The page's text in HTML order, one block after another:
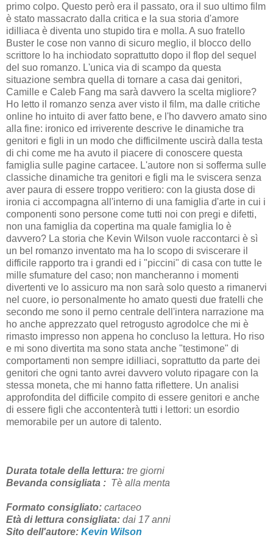
primo colpo. Questo però era il passato, ora il suo ultimo film
è stato massacrato dalla critica e la sua storia d'amore
idilliaca è diventa uno stupido tira e molla. A suo fratello
Buster le cose non vanno di sicuro meglio, il blocco dello
scrittore lo ha inchiodato soprattutto dopo il flop del sequel
del suo romanzo. L'unica via di scampo da questa
situazione sembra quella di tornare a casa dai genitori,
Camille e Caleb Fang ma sarà davvero la scelta migliore?
Ho letto il romanzo senza aver visto il film, ma dalle critiche
online ho intuito di aver fatto bene, e l'ho davvero amato sino
alla fine: ironico ed irriverente descrive le dinamiche tra
genitori e figli in un modo che difficilmente uscirà dalla testa
di chi come me ha avuto il piacere di conoscere questa
famiglia sulle pagine cartacee. L'autore non si sofferma sulle
classiche dinamiche tra genitori e figli ma le sviscera senza
aver paura di essere troppo veritiero: con la giusta dose di
ironia ci accompagna all'interno di una famiglia d'arte in cui i
componenti sono persone come tutti noi con pregi e difetti,
non una famiglia da copertina ma quale famiglia lo è
davvero? La storia che Kevin Wilson vuole raccontarci è sì
un bel romanzo inventato ma ha lo scopo di sviscerare il
difficile rapporto tra i grandi ed i "piccini" di casa con tutte le
mille sfumature del caso; non mancheranno i momenti
divertenti ve lo assicuro ma non sarà solo questo a rimanervi
nel cuore, io personalmente ho amato questi due fratelli che
secondo me sono il perno centrale dell'intera narrazione ma
ho anche apprezzato quel retrogusto agrodolce che mi è
rimasto impresso non appena ho concluso la lettura. Ho riso
e mi sono divertita ma sono stata anche "testimone" di
comportamenti non sempre idilliaci, soprattutto da parte dei
genitori che ogni tanto avrei davvero voluto ripagare con la
stessa moneta, che mi hanno fatta riflettere. Un analisi
approfondita del difficile compito di essere genitori e anche
di essere figli che accontenterà tutti i lettori: un esordio
memorabile per un autore di talento.
Durata totale della lettura: tre giorni
Bevanda consigliata : Tè alla menta
Formato consigliato: cartaceo
Età di lettura consigliata: dai 17 anni
Sito dell'autore: Kevin Wilson